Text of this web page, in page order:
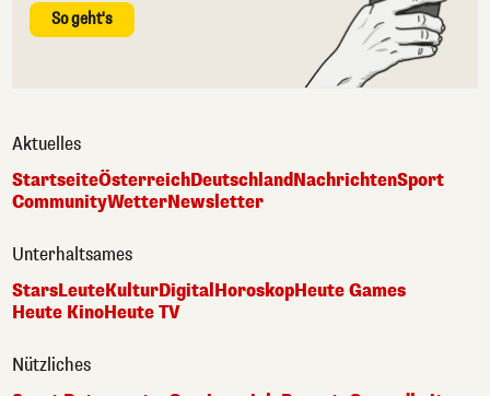
So geht's
Aktuelles
StartseiteÖsterreichDeutschlandNachrichtenSport
CommunityWetterNewsletter
Unterhaltsames
StarsLeuteKulturDigitalHoroskopHeute Games
Heute KinoHeute TV
Nützliches